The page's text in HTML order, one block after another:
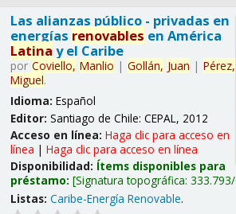
Las alianzas público - privadas en
energías renovables en América
Latina y el Caribe
por Coviello, Manlio | Gollán, Juan | Pérez,
Miguel.
Idioma: Español
Editor: Santiago de Chile: CEPAL, 2012
Acceso en línea: Haga clic para acceso en
línea | Haga clic para acceso en línea
Disponibilidad: Ítems disponibles para
préstamo: Signatura topográfica:
Listas: Caribe-Energía Renovable.